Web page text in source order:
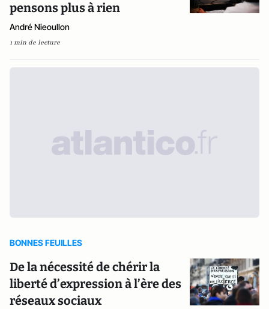
pensons plus à rien
André Nieoullon
1 min de lecture
BONNES FEUILLES
De la nécessité de chérir la
liberté d’expression à l’ère des
réseaux sociaux